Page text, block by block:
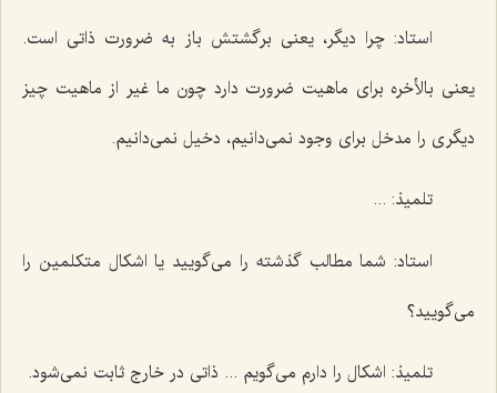
استاد: چرا دیگر، یعنی برگشتش باز به ضرورت ذاتی است.
یعنی بالأخره برای ماهیت ضرورت دارد چون ما غیر از ماهیت چیز
دیگری را مدخل برای وجود نمی‌دانیم، دخیل نمی‌دانیم.
تلمیذ: ...
استاد: شما مطالب گذشته را می‌گویید یا اشکال متکلمین را
می‌گویید؟
تلمیذ: اشکال را دارم می‌گویم ... ذاتی در خارج ثابت نمی‌شود.